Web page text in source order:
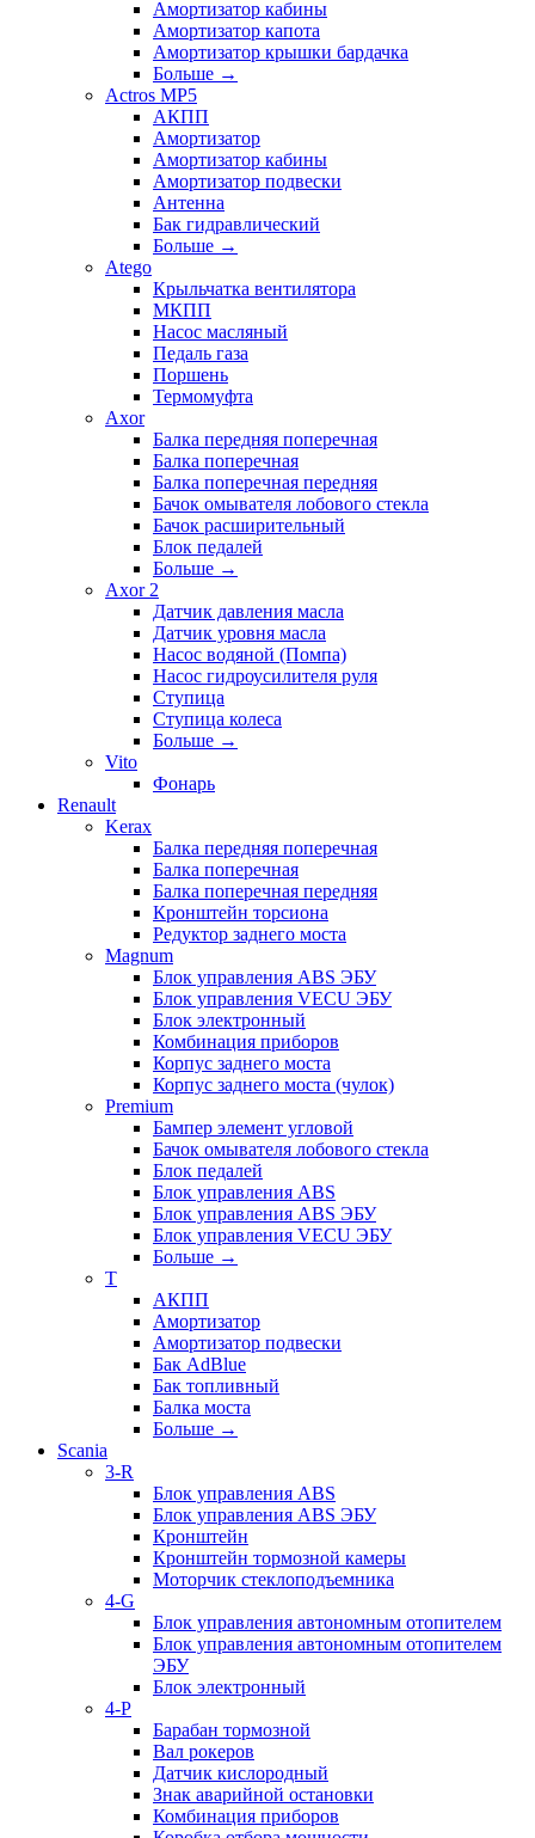
Амортизатор кабины
Амортизатор капота
Амортизатор крышки бардачка
Больше →
Actros MP5
АКПП
Амортизатор
Амортизатор кабины
Амортизатор подвески
Антенна
Бак гидравлический
Больше →
Atego
Крыльчатка вентилятора
МКПП
Насос масляный
Педаль газа
Поршень
Термомуфта
Axor
Балка передняя поперечная
Балка поперечная
Балка поперечная передняя
Бачок омывателя лобового стекла
Бачок расширительный
Блок педалей
Больше →
Axor 2
Датчик давления масла
Датчик уровня масла
Насос водяной (Помпа)
Насос гидроусилителя руля
Ступица
Ступица колеса
Больше →
Vito
Фонарь
Renault
Kerax
Балка передняя поперечная
Балка поперечная
Балка поперечная передняя
Кронштейн торсиона
Редуктор заднего моста
Magnum
Блок управления ABS ЭБУ
Блок управления VECU ЭБУ
Блок электронный
Комбинация приборов
Корпус заднего моста
Корпус заднего моста (чулок)
Premium
Бампер элемент угловой
Бачок омывателя лобового стекла
Блок педалей
Блок управления ABS
Блок управления ABS ЭБУ
Блок управления VECU ЭБУ
Больше →
T
АКПП
Амортизатор
Амортизатор подвески
Бак AdBlue
Бак топливный
Балка моста
Больше →
Scania
3-R
Блок управления ABS
Блок управления ABS ЭБУ
Кронштейн
Кронштейн тормозной камеры
Моторчик стеклоподъемника
4-G
Блок управления автономным отопителем
Блок управления автономным отопителем
ЭБУ
Блок электронный
4-P
Барабан тормозной
Вал рокеров
Датчик кислородный
Знак аварийной остановки
Комбинация приборов